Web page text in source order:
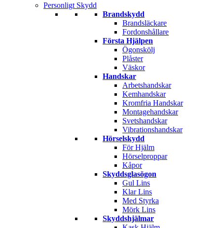
Personligt Skydd
Brandskydd
Brandsläckare
Fordonshållare
Första Hjälpen
Ögonskölj
Plåster
Väskor
Handskar
Arbetshandskar
Kemhandskar
Kromfria Handskar
Montagehandskar
Svetshandskar
Vibrationshandskar
Hörselskydd
För Hjälm
Hörselproppar
Kåpor
Skyddsglasögon
Gul Lins
Klar Lins
Med Styrka
Mörk Lins
Skyddshjälmar